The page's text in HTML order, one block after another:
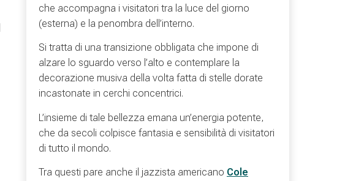
che accompagna i visitatori tra la luce del giorno
(esterna) e la penombra dell’interno.
Si tratta di una transizione obbligata che impone di
alzare lo sguardo verso l’alto e contemplare la
decorazione musiva della volta fatta di stelle dorate
incastonate in cerchi concentrici.
L’insieme di tale bellezza emana un’energia potente,
che da secoli colpisce fantasia e sensibilità di visitatori
di tutto il mondo.
Tra questi pare anche il jazzista americano Cole